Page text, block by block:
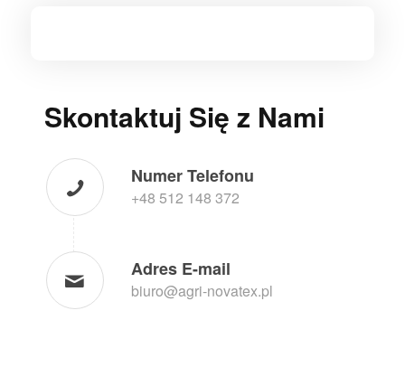
Skontaktuj Się z Nami
Numer Telefonu
+48 512 148 372
Adres E-mail
biuro@agri-novatex.pl